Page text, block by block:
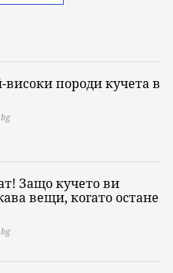
високи породи кучета в
Защо кучето ви
вещи, когато остане